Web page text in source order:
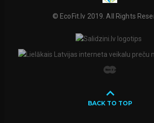
© EcoFit.lv 2019. All Rights
BACK TO TOP